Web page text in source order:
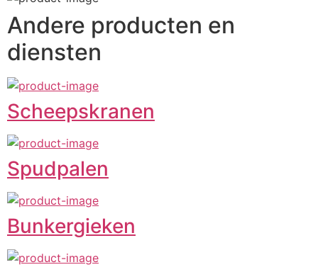
Andere producten en
diensten
Scheepskranen
Spudpalen
Bunkergieken